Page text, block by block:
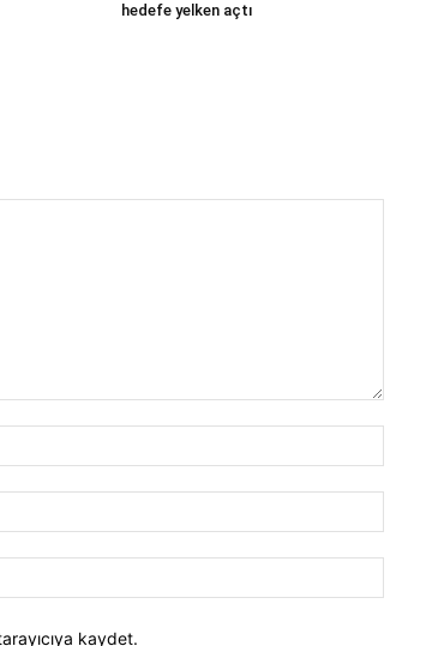
hedefe yelken açtı
Posta:*
kaydet.